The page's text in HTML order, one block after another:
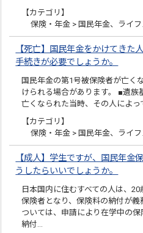
【カテゴリ】
保険・年金 > 国民年金、ライ
【死亡】国民年金をかけてきた
手続きが必要でしょうか。
国民年金の第1号被保険者が亡く
けられる場合があります。 ■遺
亡くなられた当時、その人によ
【カテゴリ】
保険・年金 > 国民年金、ライ
【成人】学生ですが、国民年金
うしたらいいでしょうか。
日本国内に住むすべての人は、
保険者となり、保険料の納付が
ついては、申請により在学中の
納付…